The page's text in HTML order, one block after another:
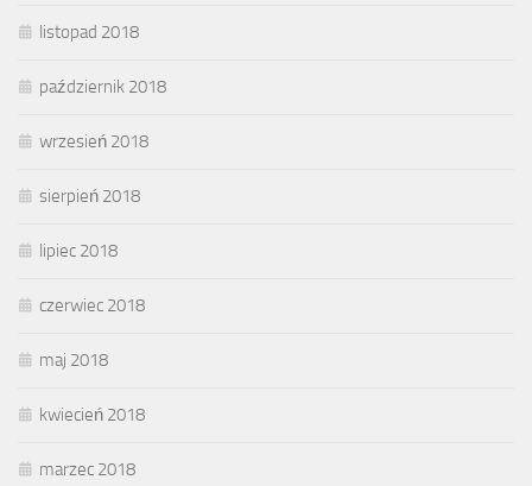
listopad 2018
październik 2018
wrzesień 2018
sierpień 2018
lipiec 2018
czerwiec 2018
maj 2018
kwiecień 2018
marzec 2018